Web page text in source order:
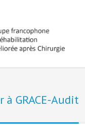
à GRACE-Audit